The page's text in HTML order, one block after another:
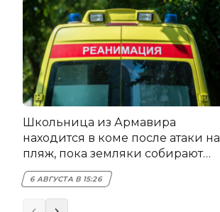
Школьница из Армавира
находится в коме после атаки на
пляж, пока земляки собирают
помощь
6 АВГУСТА В 15:26